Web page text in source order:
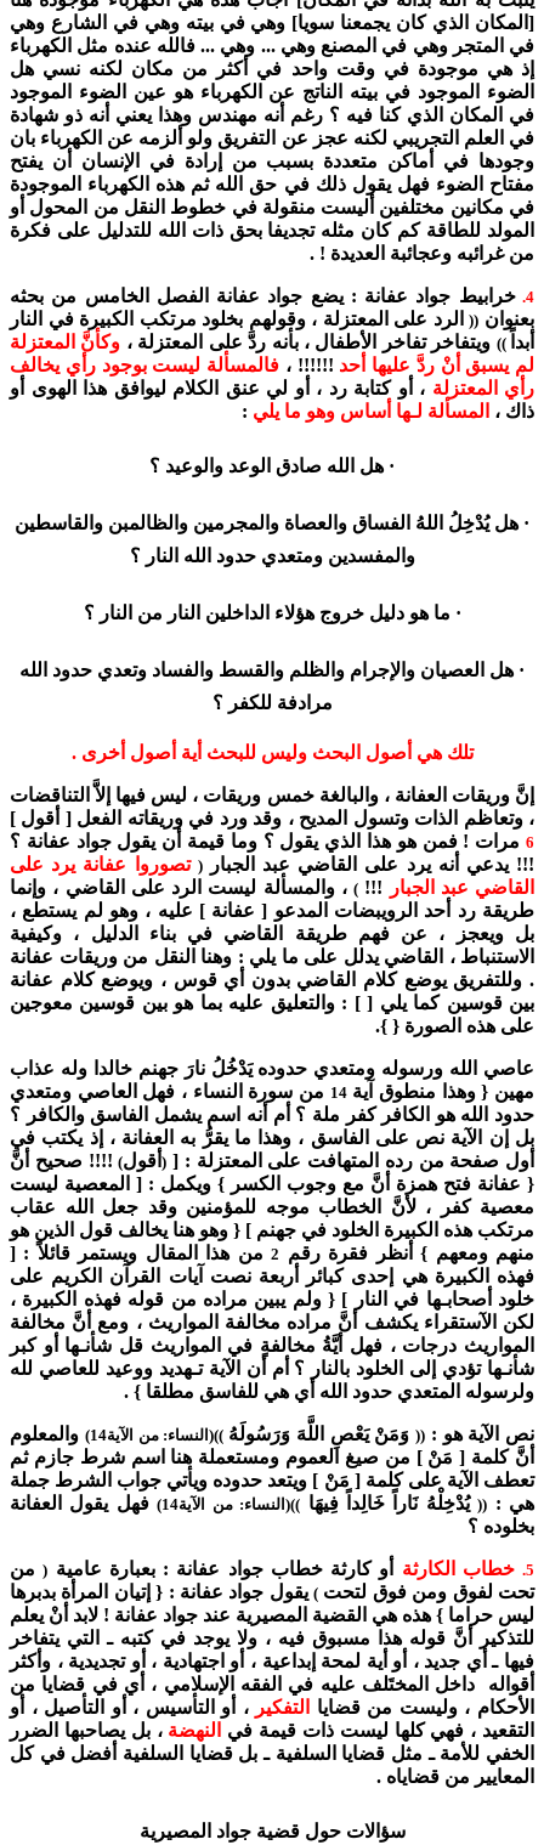
[المكان الذي كان يجمعنا سويا] وهي في بيته وهي في الشارع وهي
في المتجر وهي في المصنع وهي ... وهي ... فالله عنده مثل الكهرباء
إذ هي موجودة في وقت واحد في أكثر من مكان لكنه نسي هل
الضوء الموجود في بيته الناتج عن الكهرباء هو عين الضوء الموجود
في المكان الذي كنا فيه ؟ رغم أنه مهندس وهذا يعني أنه ذو شهادة
في العلم التجريبي لكنه عجز عن التفريق ولو ألزمه عن الكهرباء بان
وجودها في أماكن متعددة بسبب من إرادة في الإنسان أن يفتح
مفتاح الضوء فهل يقول ذلك في حق الله ثم هذه الكهرباء الموجودة
في مكانين مختلفين أليست منقولة في خطوط النقل من المحول أو
المولد للطاقة كم كان مثله تجديفا بحق ذات الله للتدليل على فكرة
من غرائبه وعجائبة العديدة ! .
4. خرابيط جواد عفانة : يضع جواد عفانة الفصل الخامس من بحثه
بعنوان ((الرد على المعتزلة ، وقولهم بخلود مرتكب الكبيرة في النار
أبداً )) ويتفاخر تفاخر الأطفال ، بأنه ردَّ على المعتزلة ، وكأنَّ المعتزلة
لم يسبق أنْ ردَّ عليها أحد !!!!!! ، فالمسألة ليست بوجود رأي يخالف
رأي المعتزلة ، أو كتابة رد ، أو لي عنق الكلام ليوافق هذا الهوى أو
ذاك ، المسألة لـها أساس وهو ما يلي :
· هل الله صادق الوعد والوعيد ؟
· هل يُدْخِلُ اللهُ الفساق والعصاة والمجرمين والظالمبن والقاسطين
والمفسدين ومتعدي حدود الله النار ؟
· ما هو دليل خروج هؤلاء الداخلين النار من النار ؟
· هل العصيان والإجرام والظلم والقسط والفساد وتعدي حدود الله
مرادفة للكفر ؟
تلك هي أصول البحث وليس للبحث أية أصول أخرى .
إنَّ وريقات العفانة ، والبالغة خمس وريقات ، ليس فيها إلاَّ التناقضات
، وتعاظم الذات وتسول المديح ، وقد ورد في وريقاته الفعل [ أقول ]
6 مرات ! فمن هو هذا الذي يقول ؟ وما قيمة أن يقول جواد عفانة ؟
!!! يدعي أنه يرد على القاضي عبد الجبار( تصوروا عفانة يرد على
القاضي عبد الجبار
!!!
) ، والمسألة ليست الرد على القاضي ، وإنما
طريقة رد أحد الرويبضات المدعو [ عفانة ] عليه ، وهو لم يستطع ،
بل ويعجز ، عن فهم طريقة القاضي في بناء الدليل ، وكيفية
الاستنباط ، القاضي يدلل على ما يلي : وهنا النقل من وريقات عفانة
. وللتفريق يوضع كلام القاضي بدون أي قوس ، ويوضع كلام عفانة
بين قوسين كما يلي [ ] : والتعليق عليه بما هو بين قوسين معوجين
على هذه الصورة { }.
عاصي الله ورسوله ومتعدي حدوده يَدْخُلُ نارَ جهنم خالدا وله عذاب
مهين { وهذا منطوق آية14 من سورة النساء ، فهل العاصي ومتعدي
حدود الله هو الكافر كفر ملة ؟ أم أنه اسم يشمل الفاسق والكافر ؟
بل إن الآية نص على الفاسق ، وهذا ما يقرُّ به العفانة ، إذ يكتب في
أول صفحة من رده المتهافت على المعتزلة : [ (أقول)!!!! صحيح أنَّ
{ عفانة فتح همزة أنَّ مع وجوب الكسر } ويكمل : [ المعصية ليست
معصية كفر ، لأنَّ الخطاب موجه للمؤمنين وقد جعل الله عقاب
مرتكب هذه الكبيرة الخلود في جهنم ] { وهو هنا يخالف قول الذين هو
منهم ومعهم } أنظر فقرة رقم 2من هذا المقال ويستمر قائلاً : [
فهذه الكبيرة هي إحدى كبائر أربعة نصت آيات القرآن الكريم على
خلود أصحابـها في النار ] { ولم يبين مراده من قوله فهذه الكبيرة ،
لكن الآستقراء يكشف أنَّ مراده مخالفة المواريث ، ومع أنَّ مخالفة
المواريث درجات ، فهل أيَّةُ مخالفةٍ في المواريث قل شأنـها أو كبر
شأنـها تؤدي إلى الخلود بالنار ؟ أم أن الآية تـهديد ووعيد للعاصي لله
ولرسوله المتعدي حدود الله أي هي للفاسق مطلقا } .
نص الآية هو : (( وَمَنْ يَعْصِ اللَّهَ وَرَسُولَهُ ))(النساء: من الآية14)
والمعلوم
أنَّ كلمة [ مَنْ ] من صيغ العموم ومستعملة هنا اسم شرط جازم ثم
تعطف الآية على كلمة [ مَنْ ] ويتعد حدوده ويأتي جواب الشرط جملة
هي : ((يُدْخِلْهُ نَاراً خَالِداً فِيهَا ))(النساء: من الآية14)
فهل يقول العفانة
بخلوده ؟
5. خطاب الكارثة أو كارثة خطاب جواد عفانة : بعبارة عامية (من
تحت لفوق ومن فوق لتحت )يقول جواد عفانة : { إتيان المرأة بدبرها
ليس حراما } هذه هي القضية المصيرية عند جواد عفانة ! لابد أنْ يعلم
للتذكير أنَّ قوله هذا مسبوق فيه ، ولا يوجد في كتبه ـ التي يتفاخر
فيها ـ أي جديد ، أو أية لمحة إبداعية ، أو اجتهادية ، أو تجديدية ، وأكثر
أقواله داخل المختَلف عليه في الفقه الإسلامي ، أي في قضايا من
الأحكام ، وليست من قضايا
التفكير ، أو التأسيس ، أو التأصيل ، أو
التقعيد ، فهي كلها ليست ذات قيمة في النهضة ، بل يصاحبها الضرر
الخفي للأمة ـ مثل قضايا السلفية ـ بل قضايا السلفية أفضل في كل
المعايير من قضاياه .
سؤالات حول قضية جواد المصيرية